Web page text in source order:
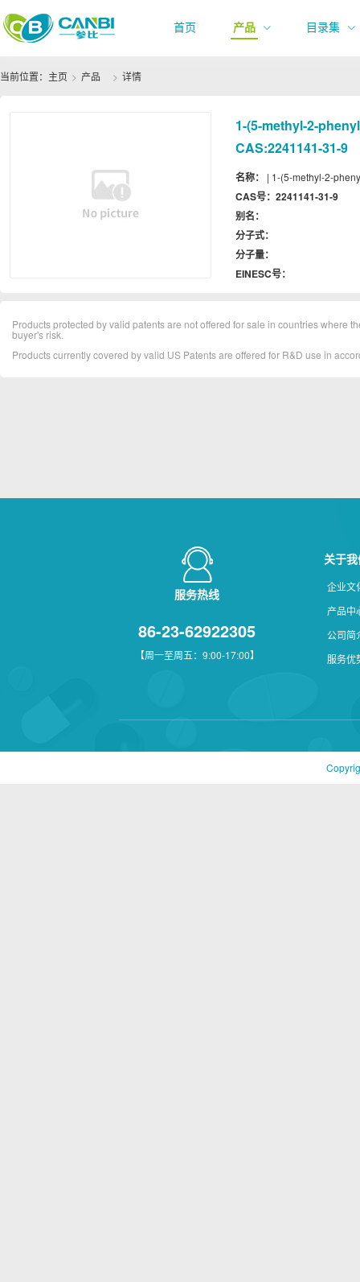
首页 产品 目录集
当前位置： 主页 产品 详情
1-(5-methyl-2-
CAS:2241141-31-9
名称： | 1-(5-methyl-2-
CAS号： 2241141-31-9
别名：
分子式：
分子量：
EINESC号：
Products protected by valid patents are not offered for sale in countries where
buyer's risk.
Products currently covered by valid US Patents are offered for R&D use in
服务热线
86-23-62922305
【周一至周五：9:00-17:00】
关于
企业文
产品中
公司简
服务优